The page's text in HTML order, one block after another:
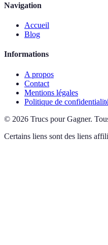
Navigation
Accueil
Blog
Informations
A propos
Contact
Mentions légales
Politique de
© 2026 Trucs pour Gagner.
Certains liens sont des liens